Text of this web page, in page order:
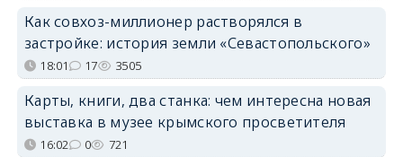
Как совхоз-миллионер растворялся в
застройке: история земли «Севастопольского»
18:01 17 3505
Карты, книги, два станка: чем интересна новая
выставка в музее крымского просветителя
16:02 0 721